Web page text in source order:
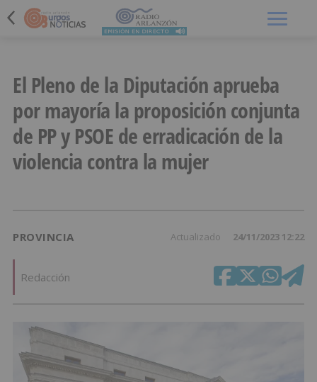
El Pleno de la Diputación aprueba
por mayoría la proposición conjunta
de PP y PSOE de erradicación de la
violencia contra la mujer
PROVINCIA Actualizado 24/11/2023 12:22
Redacción